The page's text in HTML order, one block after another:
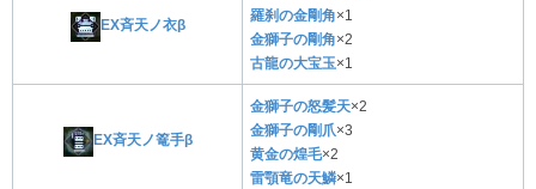
EX斉天ノ衣β
羅刹の金剛角×1
金獅子の剛角×2
古龍の大宝玉×1
EX斉天ノ篭手β
金獅子の怒髪天×2
金獅子の剛爪×3
黄金の煌毛×2
雷顎竜の天鱗×1